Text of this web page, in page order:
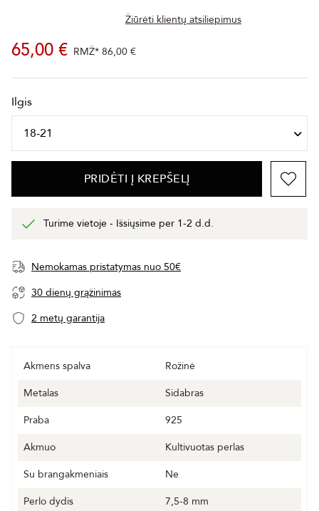
Žiūrėti klientų atsiliepimus
65,00 € RMŽ* 86,00 €
Ilgis
PRIDĖTI Į KREPŠELĮ
Turime vietoje - Išsiųsime per 1-2 d.d.
Nemokamas pristatymas nuo 50€
30 dienų grąžinimas
2 metų garantija
Akmens spalva
Rožinė
Metalas
Sidabras
Praba
925
Akmuo
Kultivuotas perlas
Su brangakmeniais
Ne
Perlo dydis
7,5-8 mm